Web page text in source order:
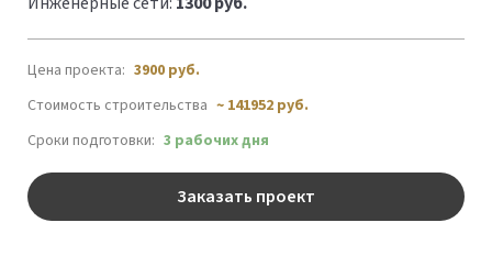
Цена проекта: 3900 руб.
Стоимость строительства ~ 141952 руб.
Сроки подготовки: 3 рабочих дня
Заказать проект